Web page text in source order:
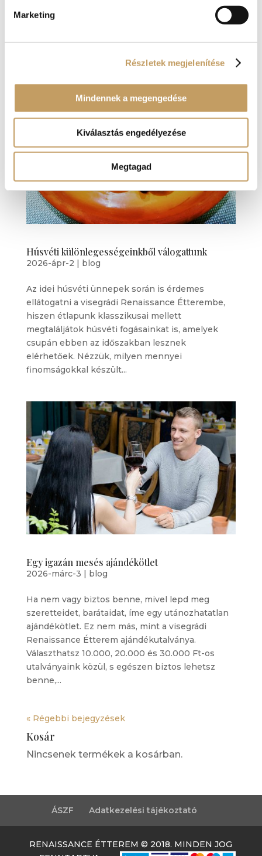
Marketing
Részletek megjelenítése
Mindennek a megengedése
Kiválasztás engedélyezése
Megtagad
magát a nyarat senki sem értesítette, így mi is
reagáltunk a nagy melegre. Ez nem csupán
Húsvéti különlegességeinkből válogattunk
2026-ápr-2 blog
Az idei húsvéti ünnepek során is érdemes
ellátogatni a visegrádi Renaissance Étterembe,
hiszen étlapunk klasszikusai mellett
megtaláljátok húsvéti fogásainkat is, amelyek
csupán ebben az időszakban lesznek
elérhetőek. Nézzük, milyen mennyei
finomságokkal készült...
Egy igazán mesés ajándékötlet
2026-márc-3 blog
Ha nem vagy biztos benne, mivel lepd meg
szeretteidet, barátaidat, íme egy utánozhatatlan
ajándékötlet. Ez nem más, mint a visegrádi
Renaissance Étterem ajándékutalványa.
Választhatsz 10.000, 20.000 és 30.000 Ft-os
utalványaink közül, s egészen biztos lehetsz
benne,...
« Régebbi bejegyzések
Kosár
Nincsenek termékek a kosárban.
ÁSZF Adatkezelési tájékoztató
RENAISSANCE ÉTTEREM © 2018. MINDEN JOG